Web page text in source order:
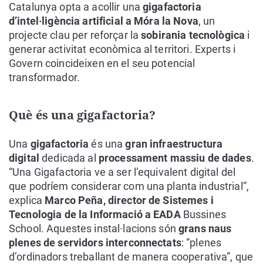
Catalunya opta a acollir unagigafactoria
d’intel·ligència artificial a Móra la Nova, un
projecte clau per reforçar lasobirania tecnològica i
generar activitat econòmica al territori. Experts i
Govern coincideixen en el seu potencial
transformador.
Què és una gigafactoria?
Una gigafactoriaés una gran infraestructura
digital dedicada al processament massiu de dades.
“Una Gigafactoria ve a ser l’equivalent digital del
que podríem considerar com una planta industrial”,
explica Marco Peña, director de Sistemes i
Tecnologia de la Informació a EADABussines
School. Aquestes instal·lacions sóngrans naus
plenes de servidors interconnectats: “plenes
d’ordinadors treballant de manera cooperativa”, que